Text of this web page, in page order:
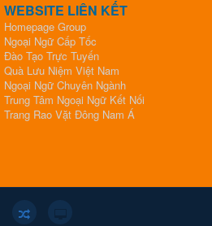
WEBSITE LIÊN KẾT
Homepage Group
Ngoại Ngữ Cấp Tốc
Đào Tạo Trực Tuyến
Quà Lưu Niệm Việt Nam
Ngoại Ngữ Chuyên Ngành
Trung Tâm Ngoại Ngữ Kết Nối
​​​​​​​Trang Rao Vặt Đông Nam Á